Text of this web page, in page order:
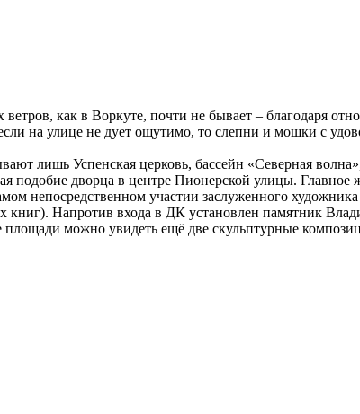
как в Воркуте, почти не бывает – благодаря
на улице не дует ощутимо, то слепни и мошки с
лишь Успенская церковь, бассейн «Северная
подобие дворца в центре Пионерской улицы.
непосредственном участии заслуженного
книг). Напротив входа в ДК установлен памятник
можно увидеть ещё две скульптурные